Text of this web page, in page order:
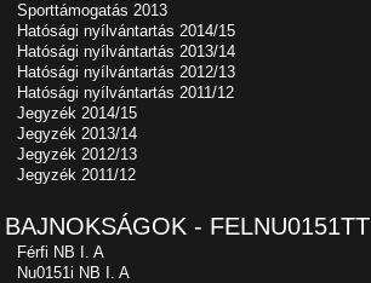
Sporttámogatás 2013
Hatósági nyílvántartás 2014/15
Hatósági nyílvántartás 2013/14
Hatósági nyílvántartás 2012/13
Hatósági nyílvántartás 2011/12
Jegyzék 2014/15
Jegyzék 2013/14
Jegyzék 2012/13
Jegyzék 2011/12
BAJNOKSÁGOK - FELNU0151TT
Férfi NB I. A
Nu0151i NB I. A